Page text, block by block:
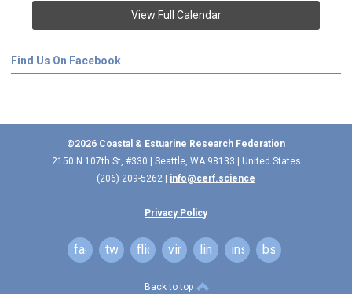
View Full Calendar
Find Us On Facebook
©2026 Coastal & Estuarine Research Federation
2150 N 107th St, #330 | Seattle, WA 98133 | United States
(206) 209-5262 | info@cerf.science
Privacy Policy
facebooktwitterflickr vimeo linkedininstagram
bsky
Back to top